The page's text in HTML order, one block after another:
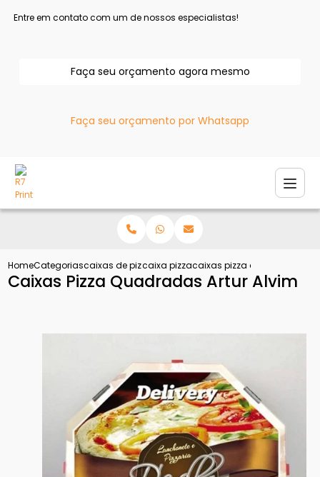
Entre em contato com um de nossos especialistas!
Faça seu orçamento agora mesmo
Faça seu orçamento por Whatsapp
HomeCategoriascaixas de pizzacaixa pizzacaixas pizza quadradas
Caixas Pizza Quadradas Artur Alvim